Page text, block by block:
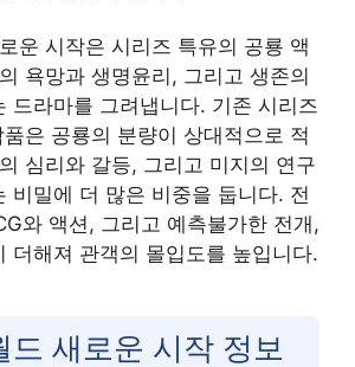
운 시작은 시리즈 특유의 공룡 액
욕망과 생명윤리, 그리고 생존의
드라마를 그려냅니다. 기존 시리즈
은 공룡의 분량이 상대적으로 적
심리와 갈등, 그리고 미지의 연구
비밀에 더 많은 비중을 둡니다. 전
와 액션, 그리고 예측불가한 전개,
더해져 관객의 몰입도를 높입니다.
드 새로운 시작 정보